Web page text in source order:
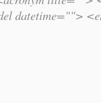
datetime="">